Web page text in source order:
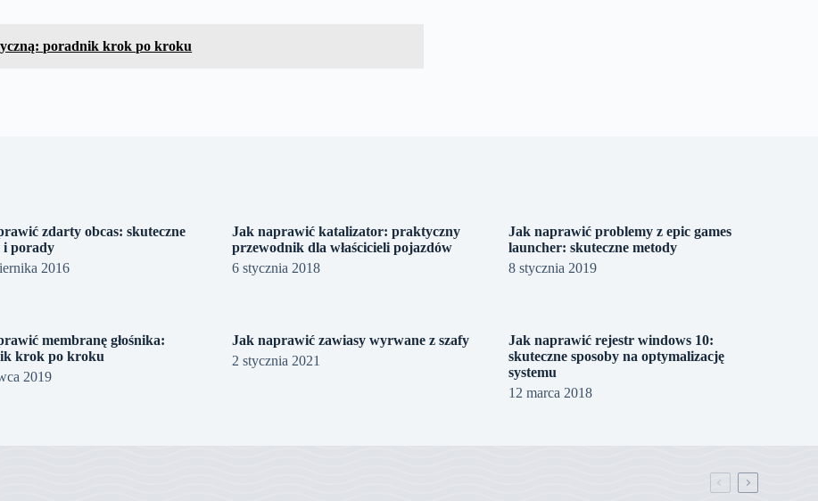
poradnik krok po kroku
zdarty obcas: skuteczne
i porady
2016
Jak naprawić katalizator: praktyczny
przewodnik dla właścicieli pojazdów
6 stycznia 2018
Jak naprawić problemy z epic games
launcher: skuteczne metody
8 stycznia 2019
membranę głośnika:
krok po kroku
2019
Jak naprawić zawiasy wyrwane z szafy
2 stycznia 2021
Jak naprawić rejestr windows 10:
skuteczne sposoby na optymalizację
systemu
12 marca 2018